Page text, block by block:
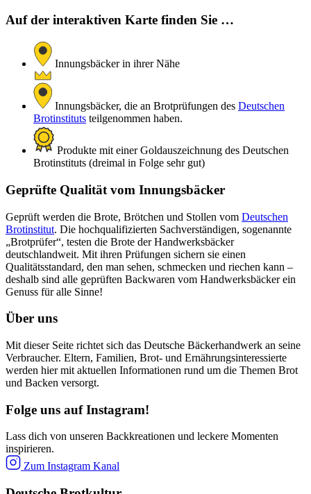
Auf der interaktiven Karte finden Sie …
Innungsbäcker in ihrer Nähe
Innungsbäcker, die an Brotprüfungen des Deutschen
Brotinstituts teilgenommen haben.
Produkte mit einer Goldauszeichnung des Deutschen
Brotinstituts (dreimal in Folge sehr gut)
Geprüfte Qualität vom Innungsbäcker
Geprüft werden die Brote, Brötchen und Stollen vom Deutschen
Brotinstitut. Die hochqualifizierten Sachverständigen, sogenannte
„Brotprüfer“, testen die Brote der Handwerksbäcker
deutschlandweit. Mit ihren Prüfungen sichern sie einen
Qualitätsstandard, den man sehen, schmecken und riechen kann –
deshalb sind alle geprüften Backwaren vom Handwerksbäcker ein
Genuss für alle Sinne!
Über uns
Mit dieser Seite richtet sich das Deutsche Bäckerhandwerk an seine
Verbraucher. Eltern, Familien, Brot- und Ernährungsinteressierte
werden hier mit aktuellen Informationen rund um die Themen Brot
und Backen versorgt.
Folge uns auf Instagram!
Lass dich von unseren Backkreationen und leckere Momenten
inspirieren.
Zum Instagram Kanal